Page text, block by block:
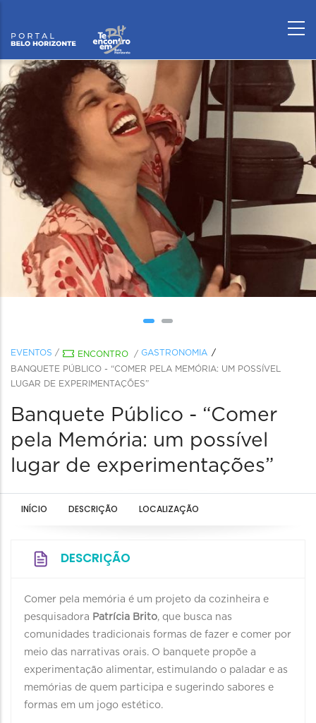
EVENTOS / ENCONTRO / GASTRONOMIA
BANQUETE PÚBLICO - “COMER PELA MEMÓRIA: UM POSSÍVEL
LUGAR DE EXPERIMENTAÇÕES”
Banquete Público - “Comer
pela Memória: um possível
lugar de experimentações”
INÍCIO DESCRIÇÃO LOCALIZAÇÃO
DESCRIÇÃO
Comer pela memória é um projeto da cozinheira e
pesquisadora Patrícia Brito, que busca nas
comunidades tradicionais formas de fazer e comer por
meio das narrativas orais. O banquete propõe a
experimentação alimentar, estimulando o paladar e as
memórias de quem participa e sugerindo sabores e
formas em um jogo estético.